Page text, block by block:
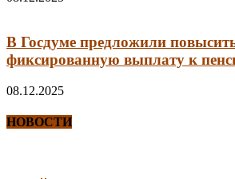
В Госдуме предложили
фиксированную выплату к
08.12.2025
НОВОСТИ